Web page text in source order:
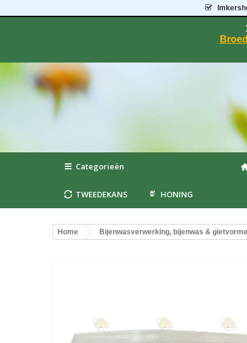
Categorieën
TWEEDEKANS HONING
Home Bijenwasverwerking, bijenwas &